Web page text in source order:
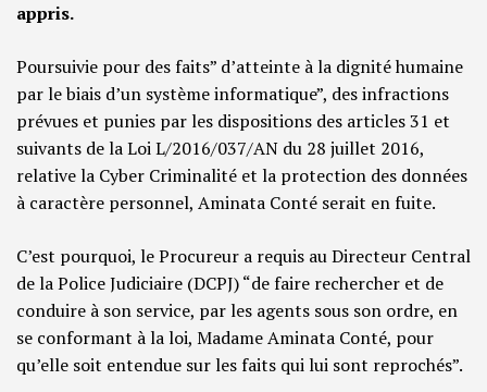
appris.
Poursuivie pour des faits” d’atteinte à la dignité humaine
par le biais d’un système informatique”, des infractions
prévues et punies par les dispositions des articles 31 et
suivants de la Loi L/2016/037/AN du 28 juillet 2016,
relative la Cyber Criminalité et la protection des données
à caractère personnel, Aminata Conté serait en fuite.
C’est pourquoi, le Procureur a requis au Directeur Central
de la Police Judiciaire (DCPJ) “de faire rechercher et de
conduire à son service, par les agents sous son ordre, en
se conformant à la loi, Madame Aminata Conté, pour
qu’elle soit entendue sur les faits qui lui sont reprochés”.